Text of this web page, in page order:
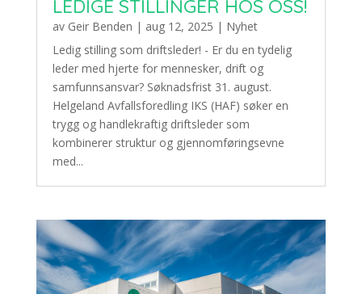
LEDIGE STILLINGER HOS OSS!
av Geir Benden | aug 12, 2025 | Nyhet
Ledig stilling som driftsleder! - Er du en tydelig
leder med hjerte for mennesker, drift og
samfunnsansvar? Søknadsfrist 31. august.
Helgeland Avfallsforedling IKS (HAF) søker en
trygg og handlekraftig driftsleder som
kombinerer struktur og gjennomføringsevne
med...